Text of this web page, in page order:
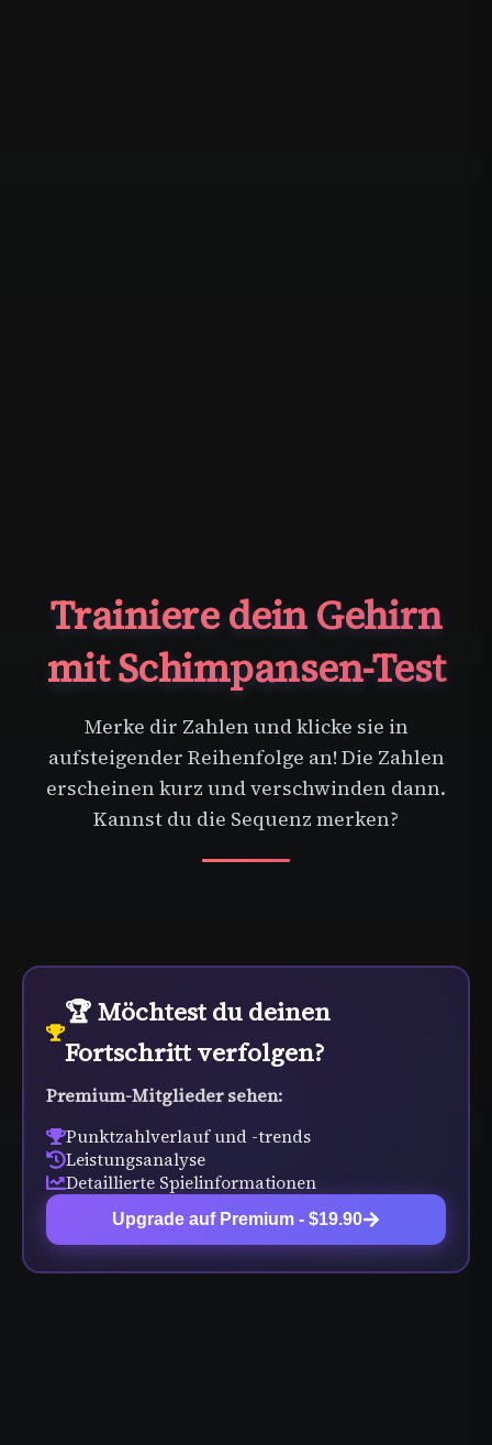
Trainiere dein Gehirn
mit Schimpansen-Test
Merke dir Zahlen und klicke sie in
aufsteigender Reihenfolge an! Die Zahlen
erscheinen kurz und verschwinden dann.
Kannst du die Sequenz merken?
🏆 Möchtest du deinen
Fortschritt verfolgen?
Premium-Mitglieder sehen:
Punktzahlverlauf und -trends
Leistungsanalyse
Detaillierte Spielinformationen
Upgrade auf Premium - $19.90